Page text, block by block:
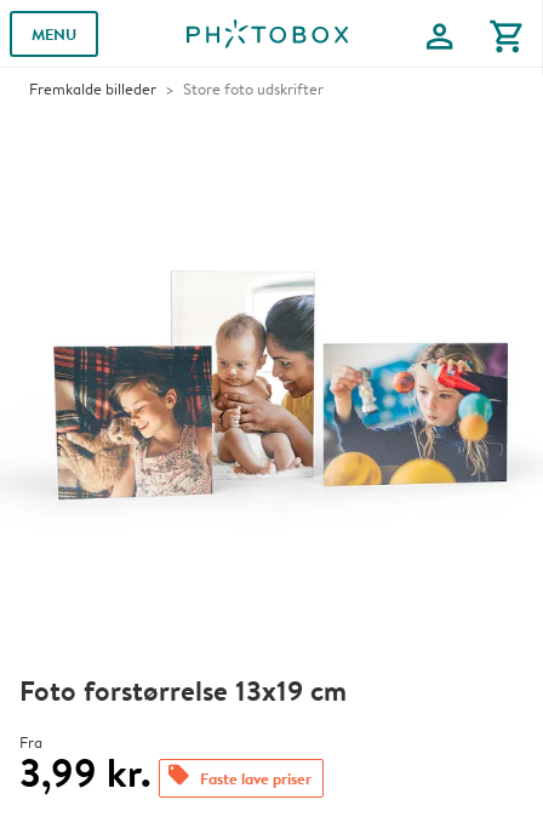
MENU profile shopping_cart
Fremkalde billeder Store foto udskrifter
Foto forstørrelse 13x19 cm
Fra
3,99 kr. offers Faste lave priser